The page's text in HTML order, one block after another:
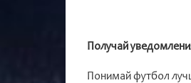
Получай
Понимай футбол